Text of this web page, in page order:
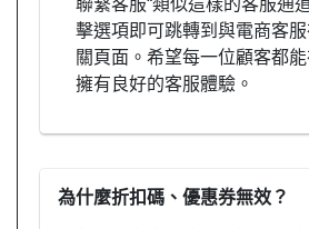
擊選項即可跳轉到與電商客
關頁面。希望每一位顧客都
擁有良好的客服體驗。
為什麼折扣碼、優惠券無效？